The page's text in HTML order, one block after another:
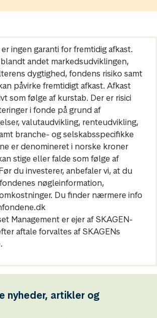
ingen garanti for fremtidig afkast.
andet markedsudviklingen,
dygtighed, fondens risiko samt
påvirke fremtidigt afkast. Afkast
som følge af kurstab. Der er risici
i fonde på grund af
valutaudvikling, renteudvikling,
branche- og selskabsspecifikke
er denomineret i norske kroner
stige eller falde som følge af
du investerer, anbefaler vi, at du
nøgleinformation,
Du finder nærmere info
Management er ejer af SKAGEN-
aftale forvaltes af SKAGENs
nyheder, artikler og